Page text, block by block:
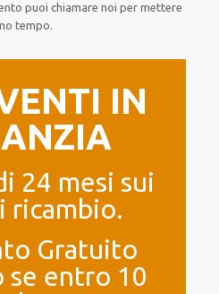
puoi chiamare noi permettere
tempo.
IN
24 mesi sui
ricambio.
Gratuito
se entro 10